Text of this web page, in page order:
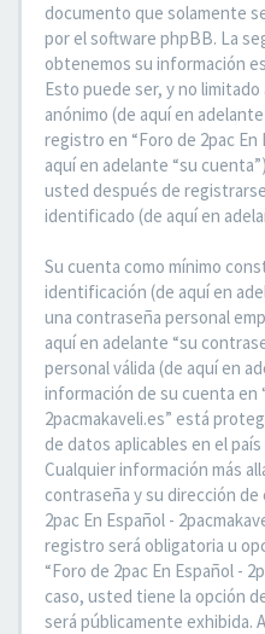
documento que solamente
por el software phpBB. La
obtenemos su información
Esto puede ser, y no
anónimo (de aquí en
registro en “Foro de 2pac En
aquí en adelante “su
usted después de
identificado (de aquí en
Su cuenta como mínimo
identificación (de aquí en
una contraseña personal
aquí en adelante “su
personal válida (de aquí en
información de su cuenta en
2pacmakaveli.es” está
de datos aplicables en el
Cualquier información más
contraseña y su dirección de
2pac En Español -
registro será obligatoria u
“Foro de 2pac En Español -
caso, usted tiene la opción
será públicamente exhibida.